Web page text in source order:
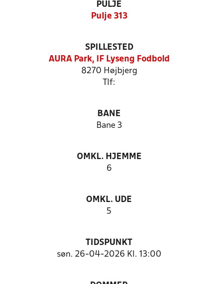
PULJE
Pulje 313
SPILLESTED
AURA Park, IF Lyseng Fodbold
8270 Højbjerg
Tlf:
BANE
Bane 3
OMKL. HJEMME
6
OMKL. UDE
5
TIDSPUNKT
søn. 26-04-2026 Kl. 13:00